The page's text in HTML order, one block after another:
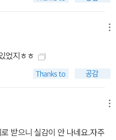
었지ㅎㅎ
받으니 실감이 안 나네요.자주